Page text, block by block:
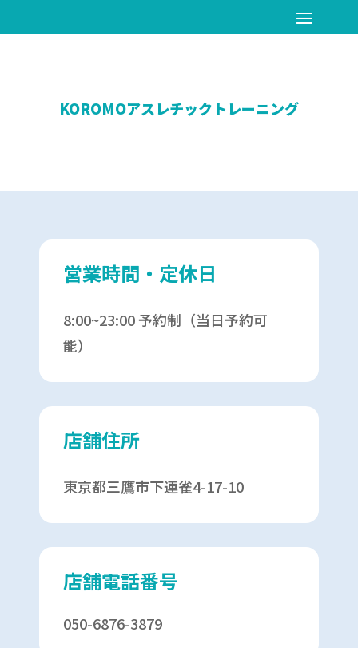
KOROMOアスレチックトレーニング
営業時間・定休日
8:00~23:00 予約制（当日予約可
能）
店舗住所
東京都三鷹市下連雀4-17-10
店舗電話番号
050-6876-3879